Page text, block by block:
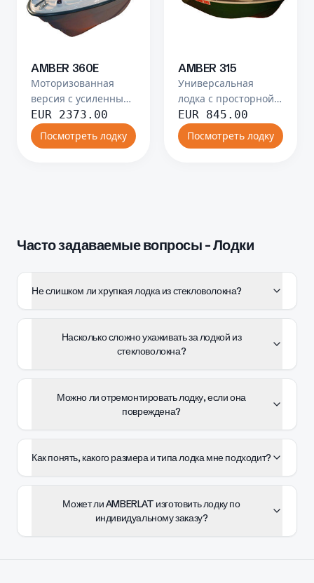
AMBER 360E
Моторизованная
версия с усиленным
транцем.
EUR 2373.00
Посмотреть лодку
AMBER 315
Универсальная
лодка с просторной
палубой для
рыбалки.
EUR 845.00
Посмотреть лодку
Часто задаваемые вопросы - Лодки
Не слишком ли хрупкая лодка из стекловолокна?
Насколько сложно ухаживать за лодкой из
стекловолокна?
Можно ли отремонтировать лодку, если она
повреждена?
Как понять, какого размера и типа лодка мне подходит?
Может ли AMBERLAT изготовить лодку по
индивидуальному заказу?